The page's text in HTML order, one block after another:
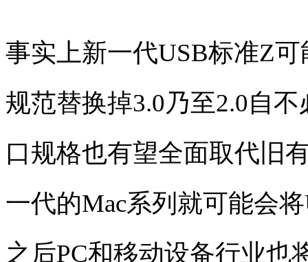
事实上新一代USB标准Z
规范替换掉3.0乃至2.0自
口规格也有望全面取代旧
一代的Mac系列就可能会
之后PC和移动设备行业也